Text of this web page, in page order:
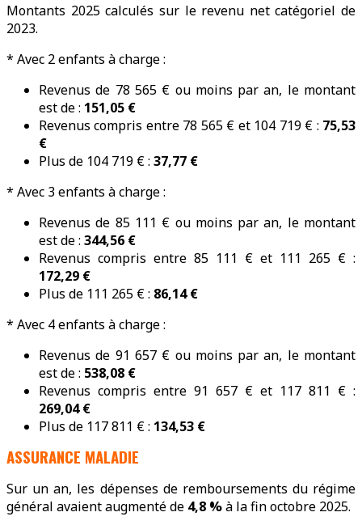
Montants 2025 calculés sur le revenu net catégoriel de
2023.
* Avec 2 enfants à charge :
Revenus de 78 565 € ou moins par an, le montant
est de : 151,05 €
Revenus compris entre 78 565 € et 104 719 € : 75,53
€
Plus de 104 719 € : 37,77 €
* Avec 3 enfants à charge :
Revenus de 85 111 € ou moins par an, le montant
est de : 344,56 €
Revenus compris entre 85 111 € et 111 265 € :
172,29 €
Plus de 111 265 € : 86,14 €
* Avec 4 enfants à charge :
Revenus de 91 657 € ou moins par an, le montant
est de : 538,08 €
Revenus compris entre 91 657 € et 117 811 € :
269,04 €
Plus de 117 811 € : 134,53 €
ASSURANCE MALADIE
Sur un an, les dépenses de remboursements du régime
général avaient augmenté de 4,8 %à la fin octobre 2025.